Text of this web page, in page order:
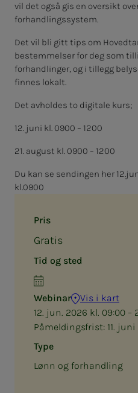
Pris
Gratis
Tid og sted
Webinar
Vis i kart
12. jun. 2026 kl. 09:00 –
Påmeldingsfrist: 11.
Type
Lønn og forhandling
vil det også gis en oversikt
forhandlingssystem.
Det vil bli gitt tips om
bestemmelser for deg som
forhandlinger, og i tillegg
finnes lokalt.
Det avholdes to digitale kurs;
12. juni kl. 0900 – 1200
21. august kl. 0900 – 1200
Du kan se sendingen her
kl.0900